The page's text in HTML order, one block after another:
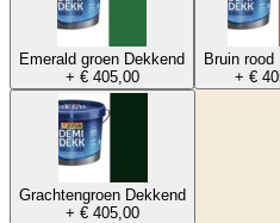
Emerald groen Dekkend
+ € 405,00
Bruin rood
+ €
Grachtengroen Dekkend
+ € 405,00